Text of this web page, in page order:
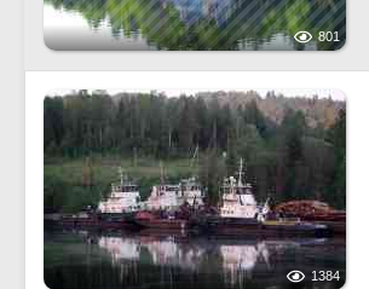
801
1384